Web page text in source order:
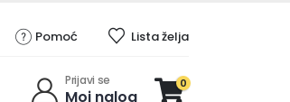
Pomoć Lista želja
Prijavi se
Moj nalog
0